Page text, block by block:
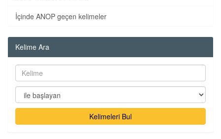
İçinde ANOP geçen kelimeler
Kelime Ara
Kelimeleri Bul